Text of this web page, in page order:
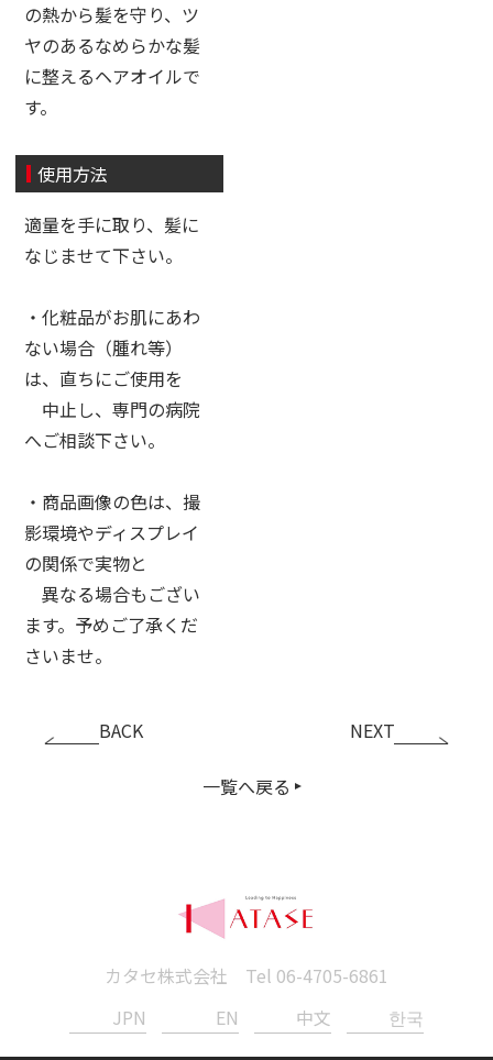
の熱から髪を守り、ツ
ヤのあるなめらかな髪
に整えるヘアオイルで
す。
使用方法
適量を手に取り、髪に
なじませて下さい。
・化粧品がお肌にあわ
ない場合（腫れ等）
は、直ちにご使用を
中止し、専門の病院
へご相談下さい。
・商品画像の色は、撮
影環境やディスプレイ
の関係で実物と
異なる場合もござい
ます。予めご了承くだ
さいませ。
BACK
一覧へ戻る
NEXT
カタセ株式会社 Tel 06-4705-6861
JPN
EN 中文 한국